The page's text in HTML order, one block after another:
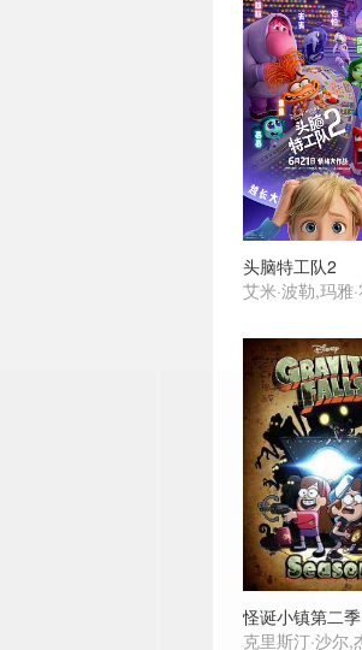
头脑特工队2
怪诞小镇第二季